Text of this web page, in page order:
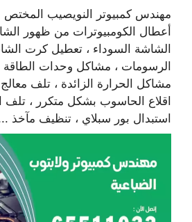
مهندس كمبيوتر النويصيب المختص
أعطال الكومبيوترات من ظهور
الشاشة السوداء ، تعطيل كرت
الرسومات ، مشاكل وحدات الطاقة و
مشاكل الحرارة الزائدة ، تلف
اقلاع الحاسوب بشكل متكرر ، تلف
استبدال بور سبلاي ، تنظيف مآخذ